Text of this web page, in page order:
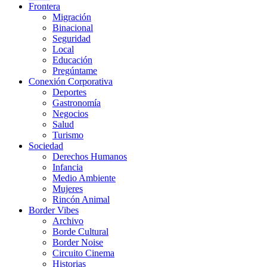
Frontera
Migración
Binacional
Seguridad
Local
Educación
Pregúntame
Conexión Corporativa
Deportes
Gastronomía
Negocios
Salud
Turismo
Sociedad
Derechos Humanos
Infancia
Medio Ambiente
Mujeres
Rincón Animal
Border Vibes
Archivo
Borde Cultural
Border Noise
Circuito Cinema
Historias